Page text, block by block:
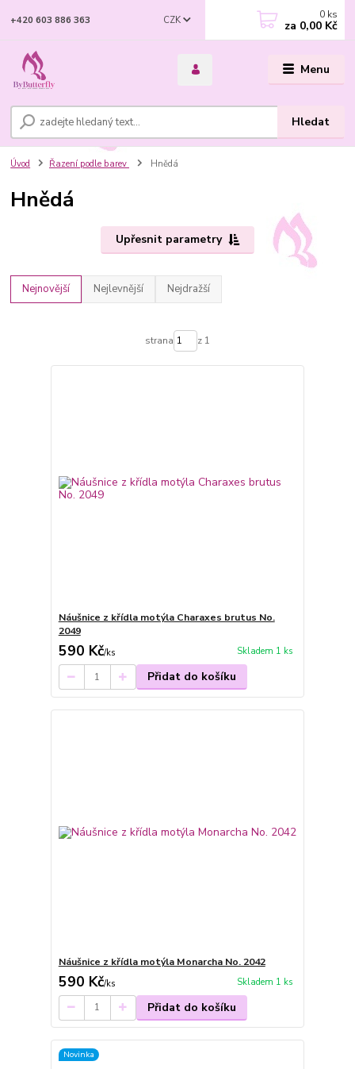
Menu
CZK
Hledat
+420 603 886 363 0 ks
za 0,00 Kč
Úvod Řazení podle barev Hnědá
Hnědá
Upřesnit parametry
Nejnovější Nejlevnější Nejdražší
strana z 1
Náušnice z křídla motýla Charaxes brutus No.
2049
590 Kč/ks Skladem 1 ks
Přidat do košíku
Náušnice z křídla motýla Monarcha No. 2042
590 Kč/ks Skladem 1 ks
Přidat do košíku
Novinka